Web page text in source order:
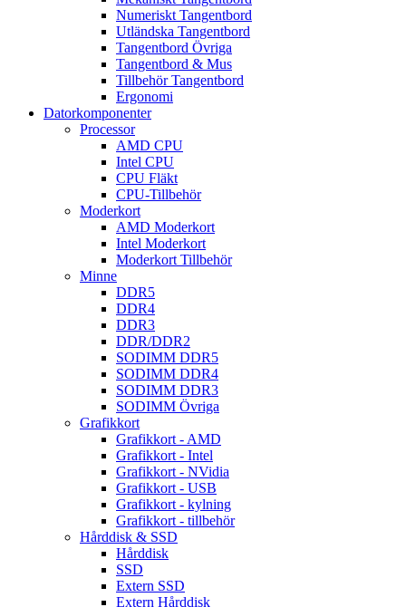
Numeriskt Tangentbord
Utländska Tangentbord
Tangentbord Övriga
Tangentbord & Mus
Tillbehör Tangentbord
Ergonomi
Datorkomponenter
Processor
AMD CPU
Intel CPU
CPU Fläkt
CPU-Tillbehör
Moderkort
AMD Moderkort
Intel Moderkort
Moderkort Tillbehör
Minne
DDR5
DDR4
DDR3
DDR/DDR2
SODIMM DDR5
SODIMM DDR4
SODIMM DDR3
SODIMM Övriga
Grafikkort
Grafikkort - AMD
Grafikkort - Intel
Grafikkort - NVidia
Grafikkort - USB
Grafikkort - kylning
Grafikkort - tillbehör
Hårddisk & SSD
Hårddisk
SSD
Extern SSD
Extern Hårddisk